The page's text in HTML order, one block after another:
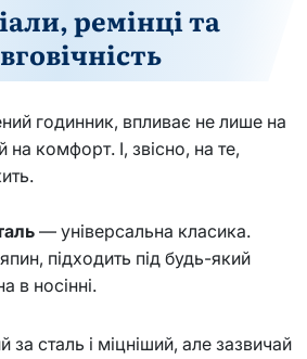
ремінці та
годинник, впливає не лише на
на комфорт. І, звісно, на те,
— універсальна класика.
підходить під будь-який
в носінні.
сталь і міцніший, але зазвичай